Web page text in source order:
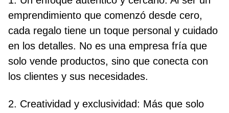
emprendimiento que comenzó desde cero,
cada regalo tiene un toque personal y cuidado
en los detalles. No es una empresa fría que
solo vende productos, sino que conecta con
los clientes y sus necesidades.
2. Creatividad y exclusividad: Más que solo